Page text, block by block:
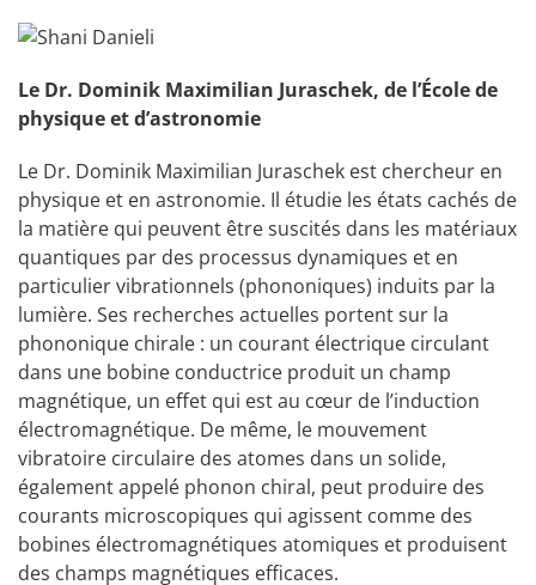
Le Dr. Dominik Maximilian Juraschek, de l’École de
physique et d’astronomie
Le Dr. Dominik Maximilian Juraschek est chercheur en
physique et en astronomie. Il étudie les états cachés de
la matière qui peuvent être suscités dans les matériaux
quantiques par des processus dynamiques et en
particulier vibrationnels (phononiques) induits par la
lumière. Ses recherches actuelles portent sur la
phononique chirale : un courant électrique circulant
dans une bobine conductrice produit un champ
magnétique, un effet qui est au cœur de l’induction
électromagnétique. De même, le mouvement
vibratoire circulaire des atomes dans un solide,
également appelé phonon chiral, peut produire des
courants microscopiques qui agissent comme des
bobines électromagnétiques atomiques et produisent
des champs magnétiques efficaces.